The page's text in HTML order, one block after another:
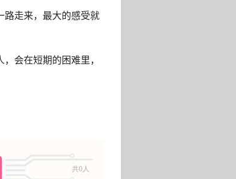
路走来，最大的感受就
会在短期的困难里，
共0人